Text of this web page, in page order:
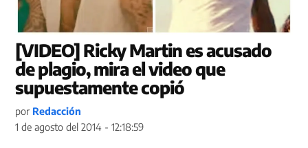
[VIDEO] Ricky Martin es acusado
de plagio, mira el video que
supuestamente copió
por Redacción
1 de agosto del 2014 - 12:18:59